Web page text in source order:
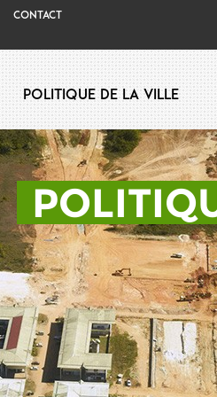
Contact
Politique de la Ville